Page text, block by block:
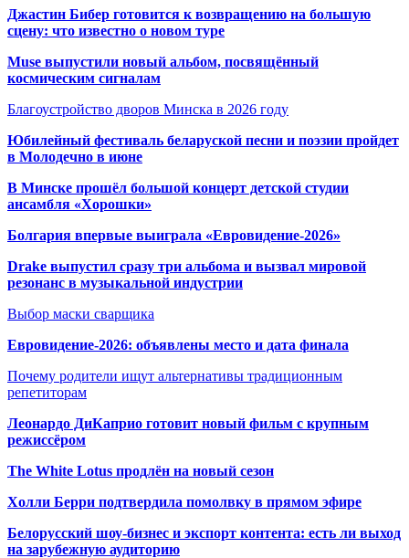
Джастин Бибер готовится к возвращению на большую
сцену: что известно о новом туре
Muse выпустили новый альбом, посвящённый
космическим сигналам
Благоустройство дворов Минска в 2026 году
Юбилейный фестиваль беларуской песни и поэзии пройдет
в Молодечно в июне
В Минске прошёл большой концерт детской студии
ансамбля «Хорошки»
Болгария впервые выиграла «Евровидение-2026»
Drake выпустил сразу три альбома и вызвал мировой
резонанс в музыкальной индустрии
Выбор маски сварщика
Евровидение-2026: объявлены место и дата финала
Почему родители ищут альтернативы традиционным
репетиторам
Леонардо ДиКаприо готовит новый фильм с крупным
режиссёром
The White Lotus продлён на новый сезон
Холли Берри подтвердила помолвку в прямом эфире
Белорусский шоу-бизнес и экспорт контента: есть ли выход
на зарубежную аудиторию